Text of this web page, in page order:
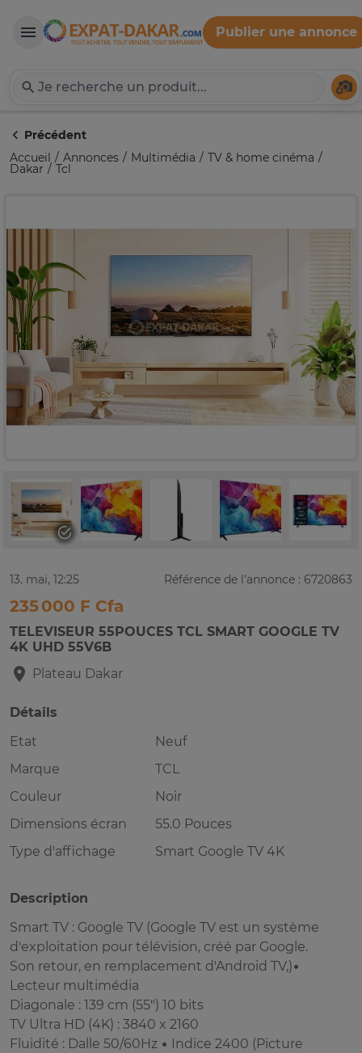
Expat-Dakar
Publier une annonce
Précédent
Accueil
Annonces Multimédia TV & home cinéma
Dakar Tcl
13. mai, 12:25 Référence de l'annonce : 6720863
235 000 F Cfa
TELEVISEUR 55POUCES TCL SMART GOOGLE TV
4K UHD 55V6B
Plateau Dakar
Détails
Etat
Neuf
Marque
TCL
Couleur
Noir
Dimensions écran
55.0 Pouces
Type d'affichage
Smart Google TV 4K
Description
Smart TV : Google TV (Google TV est un système
d'exploitation pour télévision, créé par Google.
Son retour, en remplacement d'Android TV,)•
Lecteur multimédia
Diagonale : 139 cm (55") 10 bits
TV Ultra HD (4K) : 3840 x 2160
Fluidité : Dalle 50/60Hz • Indice 2400 (Picture